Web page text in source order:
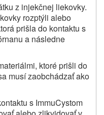
z injekčnej liekovky.
rozptýli alebo
prišla do kontaktu s
a následne
ktoré prišli do
musí zaobchádzať ako
s ImmuCystom